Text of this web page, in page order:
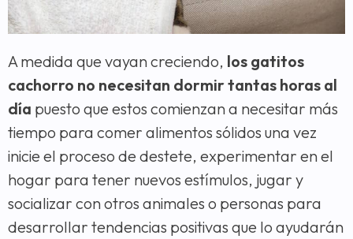
A medida que vayan creciendo, los gatitos
cachorro no necesitan dormir tantas horas al
día puesto que estos comienzan a necesitar más
tiempo para comer alimentos sólidos una vez
inicie el proceso de destete, experimentar en el
hogar para tener nuevos estímulos, jugar y
socializar con otros animales o personas para
desarrollar tendencias positivas que lo ayudarán